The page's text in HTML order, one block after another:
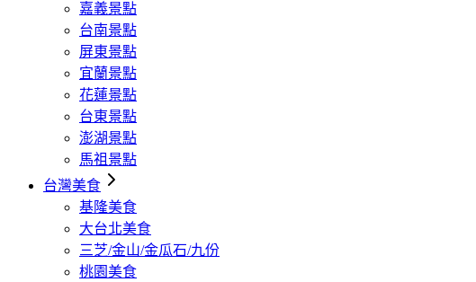
嘉義景點
台南景點
屏東景點
宜蘭景點
花蓮景點
台東景點
澎湖景點
馬祖景點
台灣美食
基隆美食
大台北美食
三芝/金山/金瓜石/九份
桃園美食